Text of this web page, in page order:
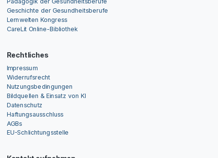
Geschichte der Gesundheitsberufe
Lernwelten Kongress
CareLit Online-Bibliothek
Rechtliches
Impressum
Widerrufsrecht
Nutzungsbedingungen
Bildquellen & Einsatz von KI
Datenschutz
Haftungsausschluss
AGBs
EU-Schlichtungsstelle